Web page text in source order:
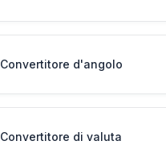
Convertitore d'angolo
Convertitore di valuta